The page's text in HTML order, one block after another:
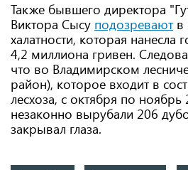
Также бывшего директора
Виктора Сысу подозреваютв
халатности, которая нанесла
4,2 миллиона гривен.
что во Владимирском
район), которое входит в
лесхоза, с октября по ноябрь
незаконно вырубали 206
закрывал глаза.